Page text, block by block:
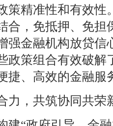
策精准性和有效性
合，免抵押、免担
强金融机构放贷信
政策组合有效破解
捷、高效的金融服
，共筑协同共荣